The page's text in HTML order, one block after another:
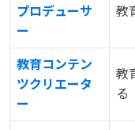
プロデューサ
ー
教
教育コンテン
ツクリエータ
ー
教
る